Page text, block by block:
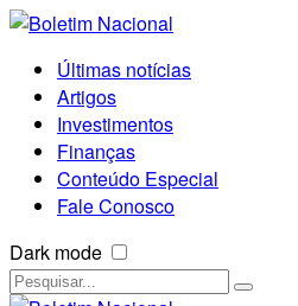
Últimas notícias
Artigos
Investimentos
Finanças
Conteúdo Especial
Fale Conosco
Dark mode